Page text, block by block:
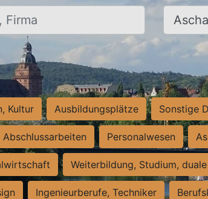
Ort, Stadt
Kultur Ausbildungsplätze Sonstige
Personalwesen
Weiterbildung, Studium,
Ingenieurberufe, Techniker